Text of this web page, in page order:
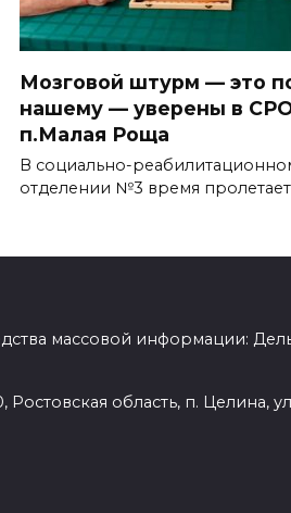
Мозговой штурм — это
нашему — уверены в
п.Малая Роща
В социально-
отделении №3 время пролетает
массовой информации:
область, п. Целина,